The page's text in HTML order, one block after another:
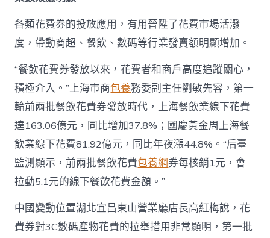
各類花費券的投放應用，有用晉陞了花費市場活潑
度，帶動商超、餐飲、數碼等行業發賣額明顯增加。
“餐飲花費券發放以來，花費者和商戶高度追蹤關心，
積極介入。”上海市商包養務委副主任劉敏先容，第一
輪前兩批餐飲花費券發放時代，上海餐飲業線下花費
達163.06億元，同比增加37.8%；國慶黃金周上海餐
飲業線下花費81.92億元，同比年夜漲44.8%。“后臺
監測顯示，前兩批餐飲花費包養網券每核銷1元，會
拉動5.1元的線下餐飲花費金額。”
中國變動位置湖北宜昌東山營業廳店長高紅梅說，花
費券對3C數碼產物花費的拉舉措用非常顯明，第一批